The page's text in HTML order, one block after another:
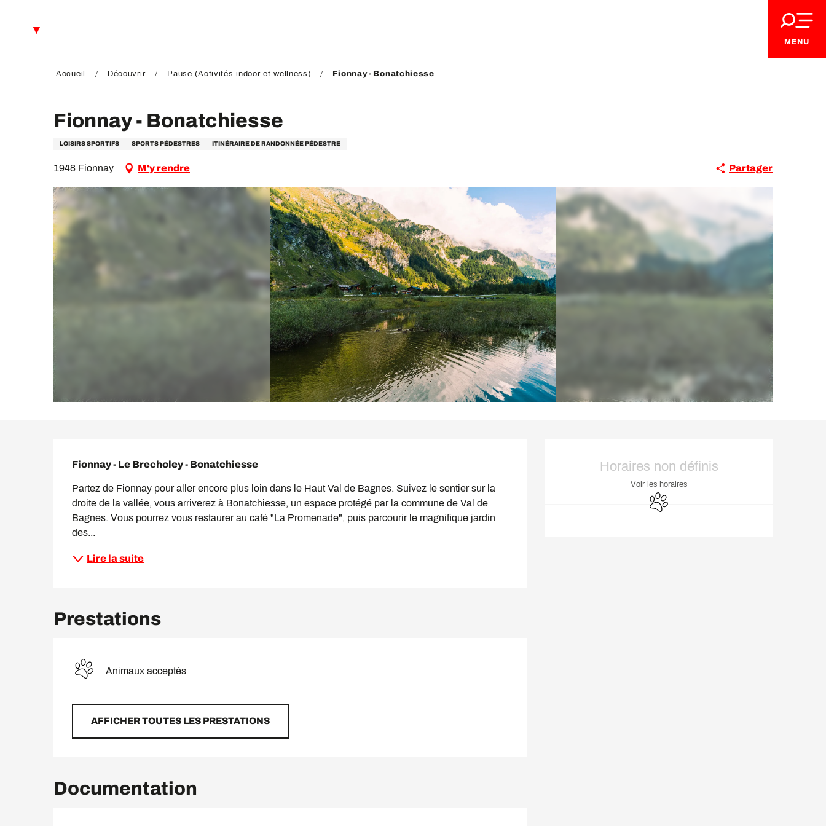
MENU
Accueil Découvrir Pause (Activités indoor et wellness) Fionnay - Bonatchiesse
Fionnay - Bonatchiesse
LOISIRS SPORTIFS SPORTS PÉDESTRES ITINÉRAIRE DE RANDONNÉE PÉDESTRE
1948 Fionnay M'y rendre Partager
Horaires non définis
Voir les horaires
Animaux acceptés
Fionnay - Le Brecholey - Bonatchiesse
Partez de Fionnay pour aller encore plus loin dans le Haut Val de Bagnes. Suivez le sentier sur la
droite de la vallée, vous arriverez à Bonatchiesse, un espace protégé par la commune de Val de
Bagnes. Vous pourrez vous restaurer au café "La Promenade", puis parcourir le magnifique jardin
des...
Lire la suite
Prestations
Animaux acceptés
AFFICHER TOUTES LES PRESTATIONS
Documentation